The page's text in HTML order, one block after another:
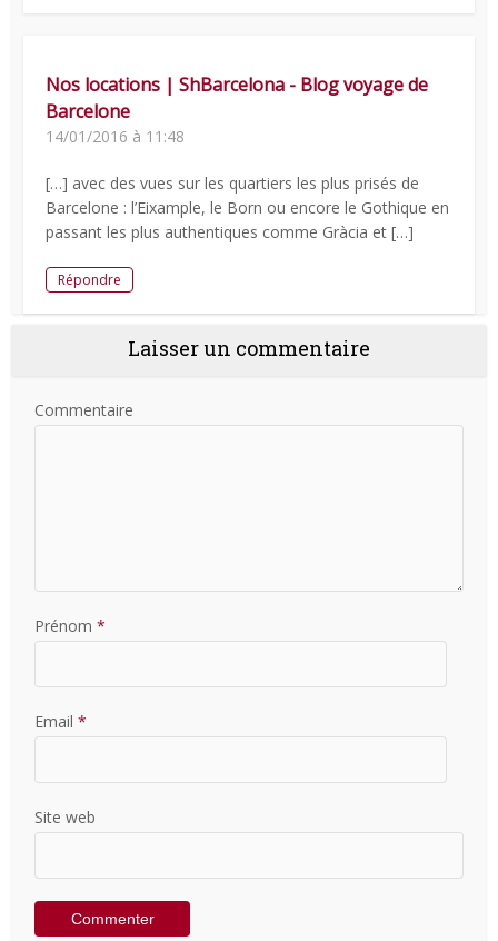
Nos locations | ShBarcelona - Blog voyage de
Barcelone
14/01/2016 à 11:48
[…] avec des vues sur les quartiers les plus prisés de
Barcelone : l’Eixample, le Born ou encore le Gothique en
passant les plus authentiques comme Gràcia et […]
Répondre
Laisser un commentaire
Commentaire
Prénom *
Email *
Site web